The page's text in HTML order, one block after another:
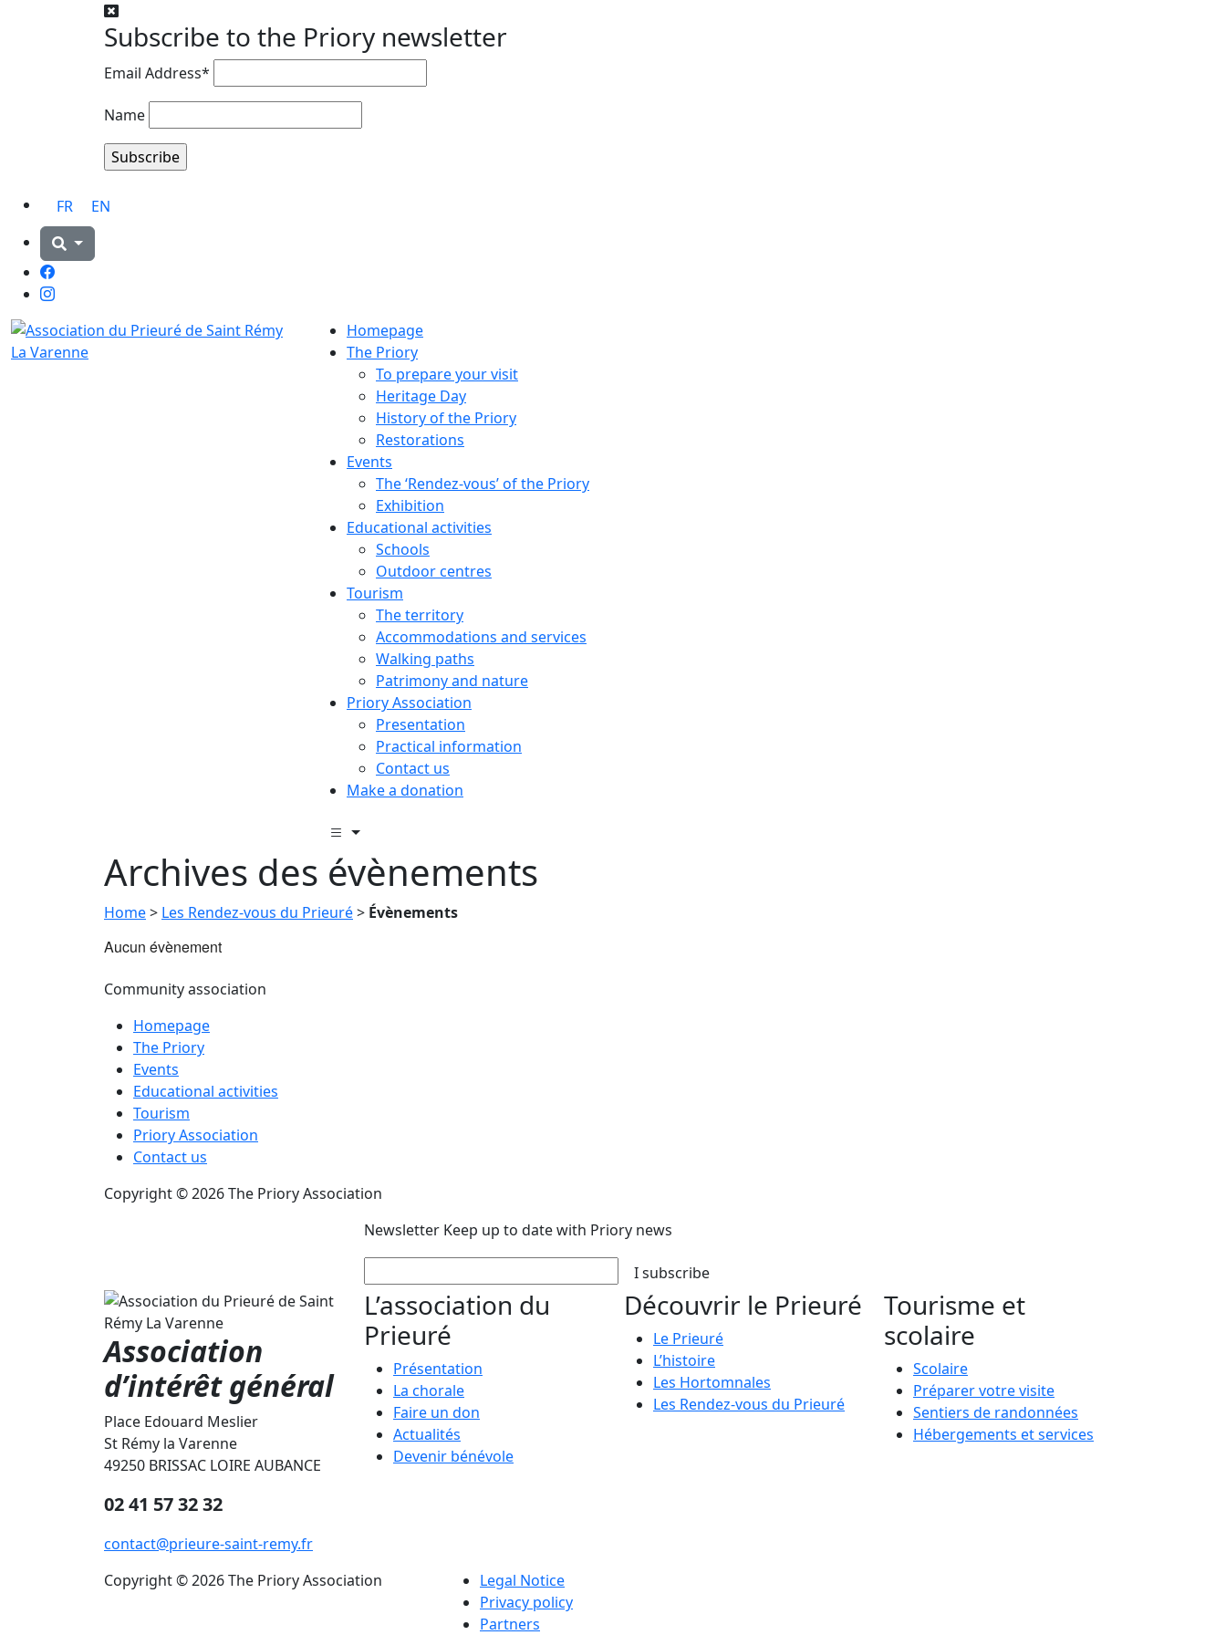
Subscribe to the Priory newsletter
Email Address*
Name
FR EN
Facebook
Instagram
Homepage
The Priory
To prepare your visit
Heritage Day
History of the Priory
Restorations
Events
The ‘Rendez-vous’ of the Priory
Exhibition
Educational activities
Schools
Outdoor centres
Tourism
The territory
Accommodations and services
Walking paths
Patrimony and nature
Priory Association
Presentation
Practical information
Contact us
Make a donation
Archives des évènements
Home> Les Rendez-vous du Prieuré> Évènements
Aucun évènement
Community association
Homepage
The Priory
Events
Educational activities
Tourism
Priory Association
Contact us
Copyright © 2026 The Priory Association
Newsletter Keep up to date with Priory news
I subscribe
Association
d’intérêt général
Place Edouard Meslier
St Rémy la Varenne
49250 BRISSAC LOIRE AUBANCE
02 41 57 32 32
contact@prieure-saint-remy.fr
L’association du
Prieuré
Présentation
La chorale
Faire un don
Actualités
Devenir bénévole
Découvrir le Prieuré
Le Prieuré
L’histoire
Les Hortomnales
Les Rendez-vous du Prieuré
Tourisme et
scolaire
Scolaire
Préparer votre visite
Sentiers de randonnées
Hébergements et services
Copyright © 2026 The Priory Association
Legal Notice
Privacy policy
Partners